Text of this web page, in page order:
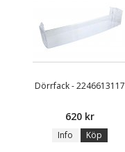
Dörrfack - 2246613117
620 kr
Info Köp